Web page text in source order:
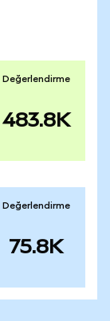
Değerlendirme
483.8K
Değerlendirme
75.8K